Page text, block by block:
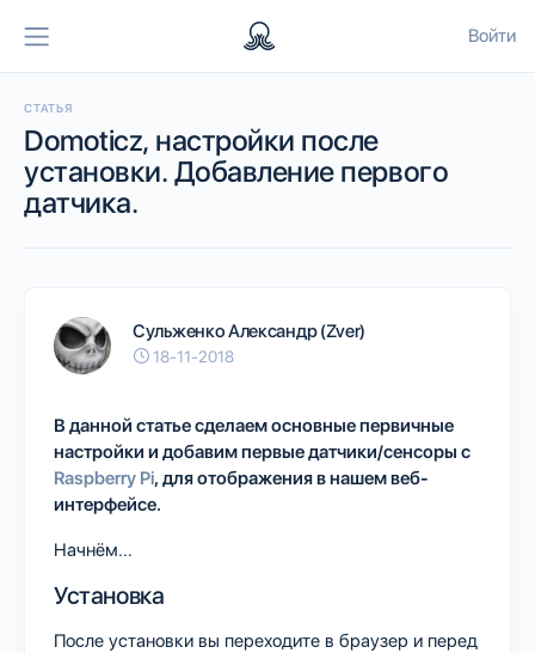
Войти
СТАТЬЯ
Domoticz, настройки после
установки. Добавление первого
датчика.
Сульженко Александр (Zver)
18-11-2018
В данной статье сделаем основные первичные
настройки и добавим первые датчики/сенсоры с
Raspberry Pi, для отображения в нашем веб-
интерфейсе.
Начнём...
Установка
После установки вы переходите в браузер и перед